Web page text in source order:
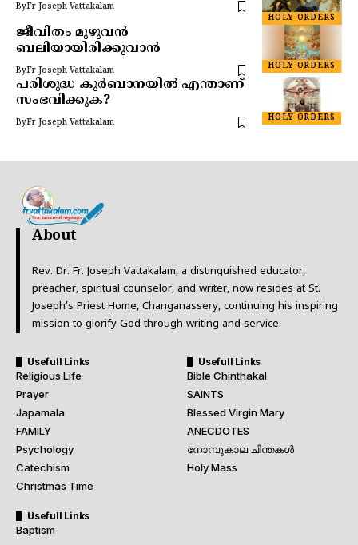
HOLY ORDERS
ByFr Joseph Vattakalam
HOLY ORDERS
ജീവിതം മുഴുവൻ
ബലിയായിരിക്കുവാൻ
ByFr Joseph Vattakalam
HOLY ORDERS
പരിശുദ്ധ കുർബാനയിൽ എന്താണ്
സംഭവിക്കുക?
ByFr Joseph Vattakalam
About
Rev. Dr. Fr. Joseph Vattakalam, a distinguished educator,
preacher, spiritual counselor, and writer, now resides at St.
Joseph’s Priest Home, Changanassery, continuing his inspiring
mission to glorify God through writing and service.
Usefull Links
Religious Life
Prayer
Japamala
FAMILY
Psychology
Catechism
Christmas Time
Usefull Links
Bible Chinthakal
SAINTS
Blessed Virgin Mary
ANECDOTES
നോമ്പുകാല ചിന്തകൾ
Holy Mass
Usefull Links
Baptism